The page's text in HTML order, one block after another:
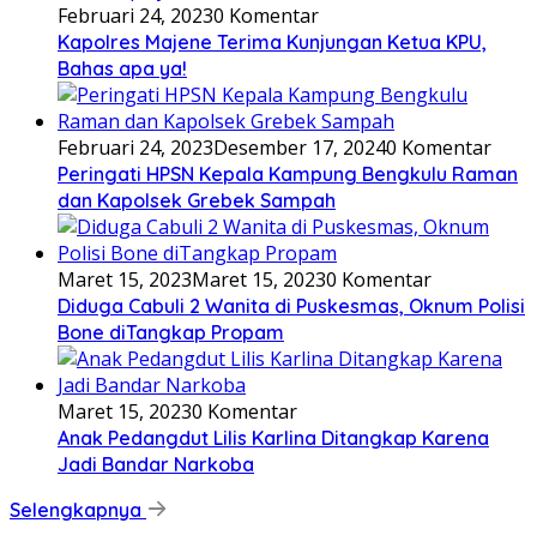
Februari 24, 20230 Komentar
Kapolres Majene Terima Kunjungan Ketua KPU,
Bahas apa ya!
Februari 24, 2023Desember 17, 20240 Komentar
Peringati HPSN Kepala Kampung Bengkulu Raman
dan Kapolsek Grebek Sampah
Maret 15, 2023Maret 15, 20230 Komentar
Diduga Cabuli 2 Wanita di Puskesmas, Oknum Polisi
Bone diTangkap Propam
Maret 15, 20230 Komentar
Anak Pedangdut Lilis Karlina Ditangkap Karena
Jadi Bandar Narkoba
Selengkapnya